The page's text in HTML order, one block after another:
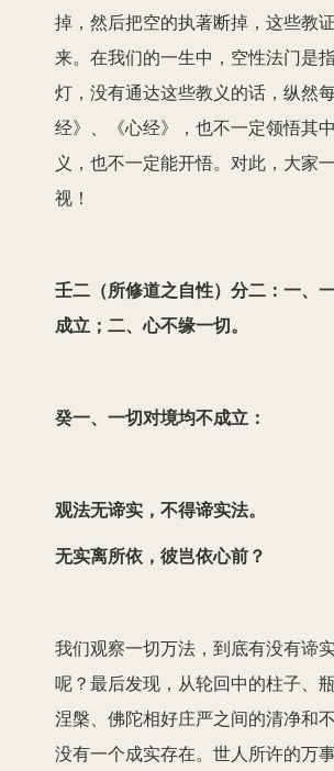
掉，然后把空的执著断掉，这些教
来。在我们的一生中，空性法门是
灯，没有通达这些教义的话，纵然
经》、《心经》，也不一定领悟其
义，也不一定能开悟。对此，大家
视！
壬二（所修道之自性）分二：一、
成立；二、心不缘一切。
癸一、一切对境均不成立：
观法无谛实，不得谛实法。
无实离所依，彼岂依心前？
我们观察一切万法，到底有没有谛
呢？最后发现，从轮回中的柱子、
涅槃、佛陀相好庄严之间的清净和
没有一个成实存在。世人所许的万